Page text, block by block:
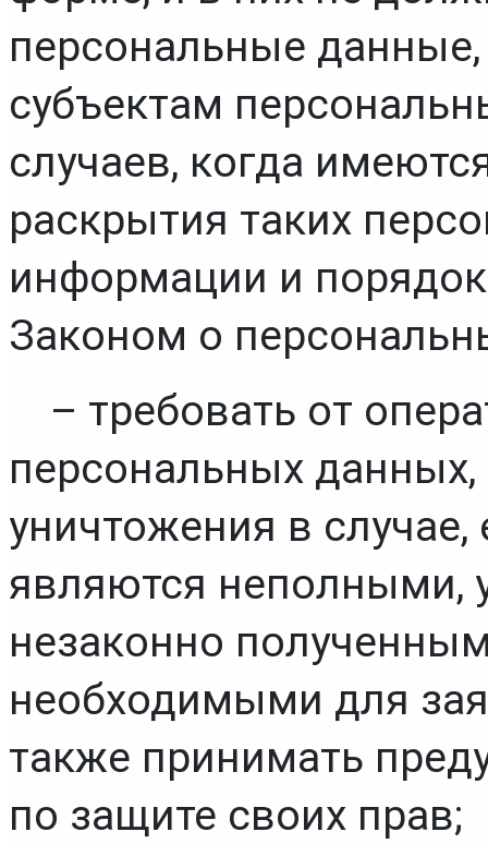
персональные
субъектам
случаев, когда
раскрытия таких
информации и
Законом о
– требовать от
персональных
уничтожения в
являются неполными,
незаконно
необходимыми для
также принимать
по защите своих прав;